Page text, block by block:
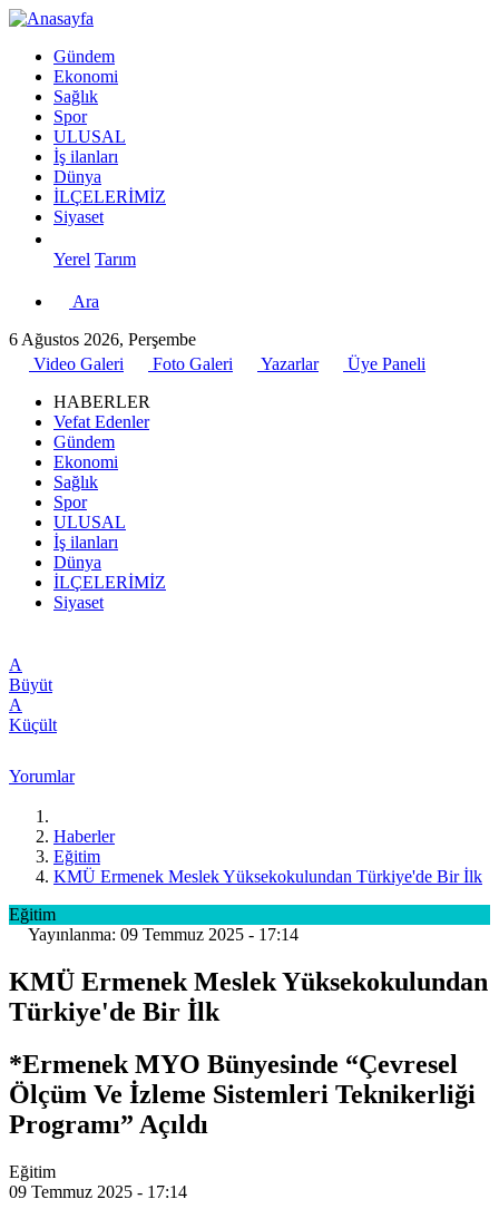
Gündem
Ekonomi
Sağlık
Spor
ULUSAL
İş ilanları
Dünya
İLÇELERİMİZ
Siyaset
Yerel Tarım
Ara
6 Ağustos 2026, Perşembe
Video Galeri
Foto Galeri Yazarlar
Üye Paneli
HABERLER
Vefat Edenler
Gündem
Ekonomi
Sağlık
Spor
ULUSAL
İş ilanları
Dünya
İLÇELERİMİZ
Siyaset
A
Büyüt
A
Küçült
Yorumlar
Haberler
Eğitim
KMÜ Ermenek Meslek Yüksekokulundan Türkiye'de Bir İlk
Eğitim
Yayınlanma: 09 Temmuz 2025 - 17:14
KMÜ Ermenek Meslek Yüksekokulundan
Türkiye'de Bir İlk
*Ermenek MYO Bünyesinde “Çevresel
Ölçüm Ve İzleme Sistemleri Teknikerliği
Programı” Açıldı
Eğitim
09 Temmuz 2025 - 17:14